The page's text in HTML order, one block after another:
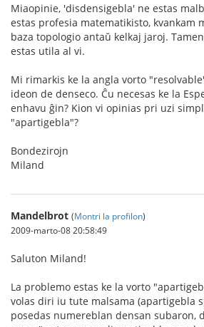
Miaopinie, 'disdensigebla' ne estas
estas profesia matematikisto, kvankam
baza topologio antaŭ kelkaj jaroj.
estas utila al vi.
Mi rimarkis ke la angla vorto
ideon de denseco. Ĉu necesas ke la
enhavu ĝin? Kion vi opinias pri uzi
"apartigebla"?
Bondezirojn
Miland
Mandelbrot (Montri la profilon)
2009-marto-08 20:58:49
Saluton Miland!
La problemo estas ke la vorto
volas diri iu tute malsama (apartigebla
posedas numereblan densan subaron,